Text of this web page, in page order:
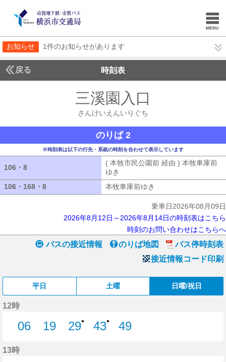
お知らせ 1件のお知らせがあります
戻る 時刻表
三溪園入口
さんけいえんいりぐち
のりば 2
※時刻表は以下の行先・系統の時刻を合わせて表示しています
106・8
( 本牧市民公園前 経由 ) 本牧車庫前
ゆき
106・168・8
本牧車庫前ゆき
乗車日2026年08月09日
2026年8月12日～2026年8月14日の時刻表はこちら
時刻のお問い合わせはこちらへ
バスの接近情報 のりば地図
バス停時刻表
接近情報コード印刷
平日 土曜 日曜/祝日
12時
06
19
29●
43●
49
13時